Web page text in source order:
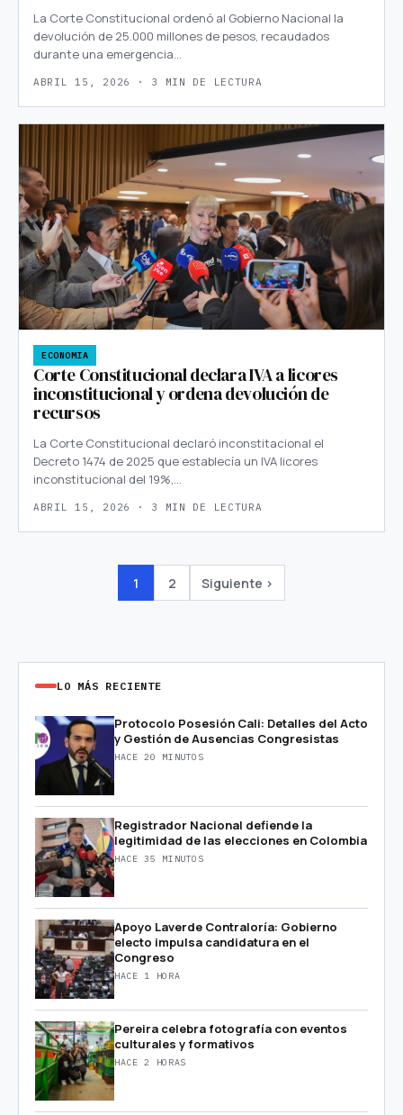
La Corte Constitucional ordenó al Gobierno Nacional la
devolución de 25.000 millones de pesos, recaudados
durante una emergencia…
ABRIL 15, 2026 · 3 MIN DE LECTURA
ECONOMIA
Corte Constitucional declara IVA a licores
inconstitucional y ordena devolución de
recursos
La Corte Constitucional declaró inconstitacional el
Decreto 1474 de 2025 que establecía un IVA licores
inconstitucional del 19%,…
ABRIL 15, 2026 · 3 MIN DE LECTURA
1 2 Siguiente ›
LO MÁS RECIENTE
Protocolo Posesión Cali: Detalles del Acto
y Gestión de Ausencias Congresistas
HACE 20 MINUTOS
Registrador Nacional defiende la
legitimidad de las elecciones en Colombia
HACE 35 MINUTOS
Apoyo Laverde Contraloría: Gobierno
electo impulsa candidatura en el
Congreso
HACE 1 HORA
Pereira celebra fotografía con eventos
culturales y formativos
HACE 2 HORAS